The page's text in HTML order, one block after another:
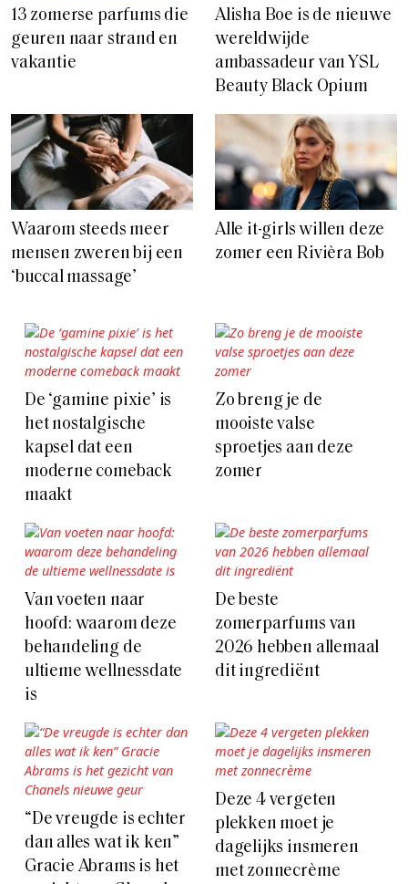
13 zomerse parfums die
geuren naar strand en
vakantie
Alisha Boe is de nieuwe
wereldwijde
ambassadeur van YSL
Beauty Black Opium
Waarom steeds meer
mensen zweren bij een
‘buccal massage’
Alle it-girls willen deze
zomer een Rivièra Bob
De ‘gamine pixie’ is
het nostalgische
kapsel dat een
moderne comeback
maakt
Zo breng je de
mooiste valse
sproetjes aan deze
zomer
Van voeten naar
hoofd: waarom deze
behandeling de
ultieme wellnessdate
is
De beste
zomerparfums van
2026 hebben allemaal
dit ingrediënt
“De vreugde is echter
dan alles wat ik ken”
Gracie Abrams is het
Deze 4 vergeten
plekken moet je
dagelijks insmeren
met zonnecrème